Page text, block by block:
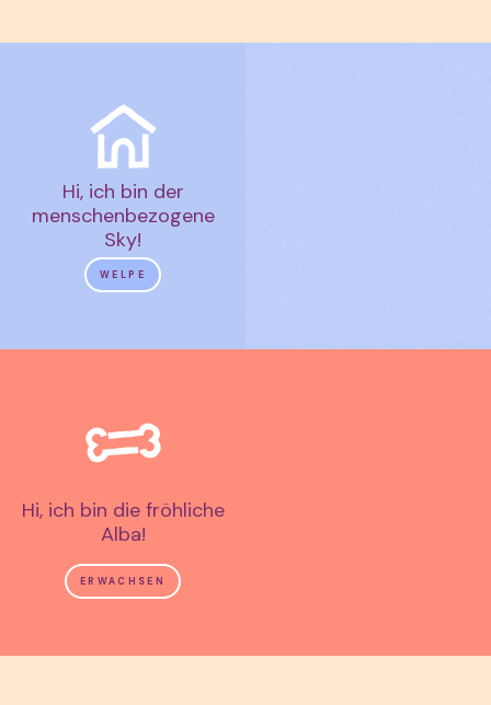
Hi, ich bin der
menschenbezogene
Sky!
WELPE
Hi, ich bin die fröhliche
Alba!
ERWACHSEN